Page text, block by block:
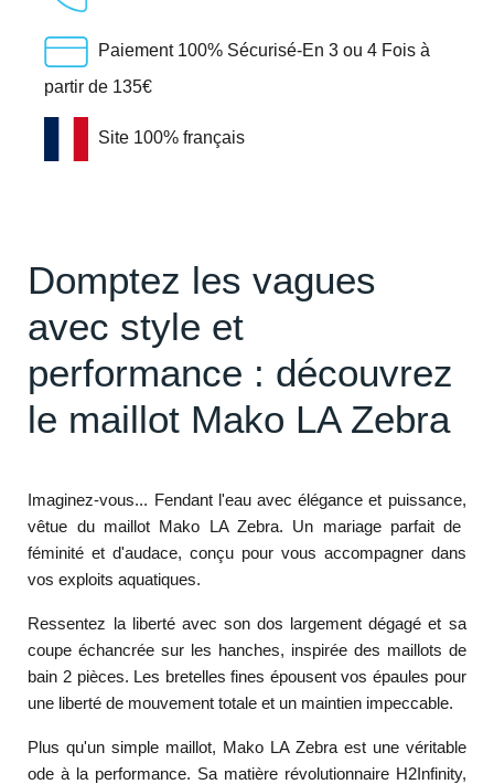
Paiement 100% Sécurisé-En 3 ou 4 Fois à
partir de 135€
Site 100% français
Domptez les vagues
avec style et
performance : découvrez
le maillot Mako LA Zebra
Imaginez-vous... Fendant l'eau avec élégance et puissance,
vêtue du maillot Mako LA Zebra. Un mariage parfait de
féminité et d'audace, conçu pour vous accompagner dans
vos exploits aquatiques.
Ressentez la libertéavec son dos largement dégagé et sa
coupe échancrée sur les hanches, inspirée des maillots de
bain 2 pièces. Les bretelles fines épousent vos épaules pour
une liberté de mouvement totale et un maintien impeccable.
Plus qu'un simple maillot, Mako LA Zebra est une véritable
ode à la performance. Sa matière révolutionnaire H2Infinity,